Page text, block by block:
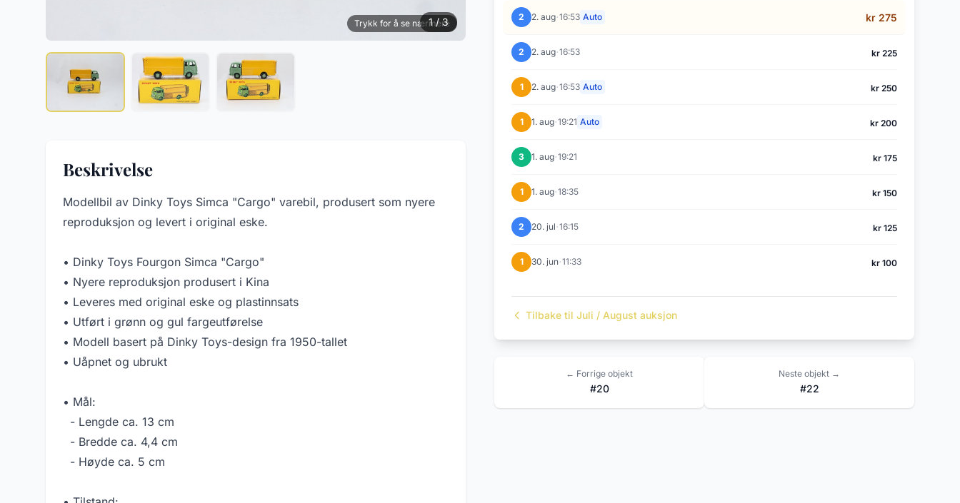
Trykk for å se nærmere
1 / 3 2 2. aug·16:53 Auto kr 275
2 2. aug·16:53 kr 225
1 2. aug·16:53 Auto kr 250
1 1. aug·19:21 Auto kr 200
3 1. aug·19:21 kr 175
1 1. aug·18:35 kr 150
2 20. jul·16:15 kr 125
1 30. jun·11:33 kr 100
Tilbake til Juli / August auksjon
← Forrige objekt
#20
Neste objekt →
#22
Beskrivelse
Modellbil av Dinky Toys Simca "Cargo" varebil, produsert som nyere
reproduksjon og levert i original eske.
• Dinky Toys Fourgon Simca "Cargo"
• Nyere reproduksjon produsert i Kina
• Leveres med original eske og plastinnsats
• Utført i grønn og gul fargeutførelse
• Modell basert på Dinky Toys-design fra 1950-tallet
• Uåpnet og ubrukt
• Mål:
- Lengde ca. 13 cm
- Bredde ca. 4,4 cm
- Høyde ca. 5 cm